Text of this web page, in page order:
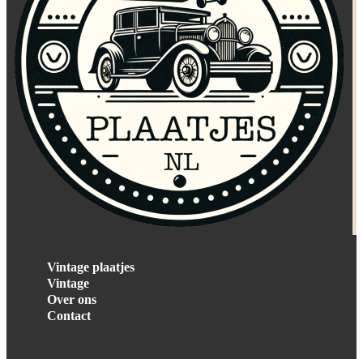
Vintage plaatjes
Vintage
Over ons
Contact